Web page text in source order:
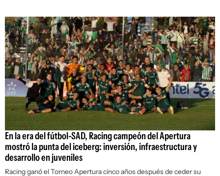
En la era del fútbol-SAD, Racing campeón del Apertura
mostró la punta del iceberg: inversión, infraestructura y
desarrollo en juveniles
Racing ganó el Torneo Apertura cinco años después de ceder su